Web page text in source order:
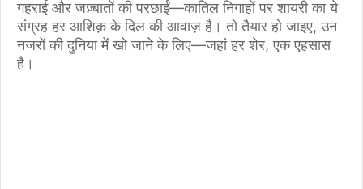
गहराई और जज़्बातों की परछाईं—कातिल निगाहों पर शायरी का ये
संग्रह हर आशिक़ के दिल की आवाज़ है। तो तैयार हो जाइए, उन
नजरों की दुनिया में खो जाने के लिए—जहां हर शेर, एक एहसास
है।